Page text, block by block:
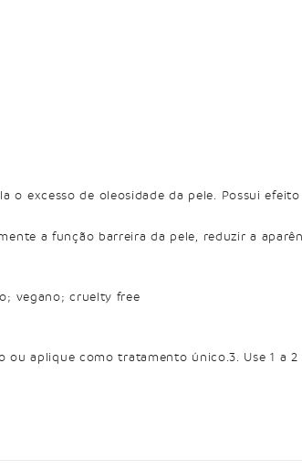
excesso de oleosidade da pele. Possui
a função barreira da pele, reduzir a
vegano; cruelty free
aplique como tratamento único.3. Use 1 a 2